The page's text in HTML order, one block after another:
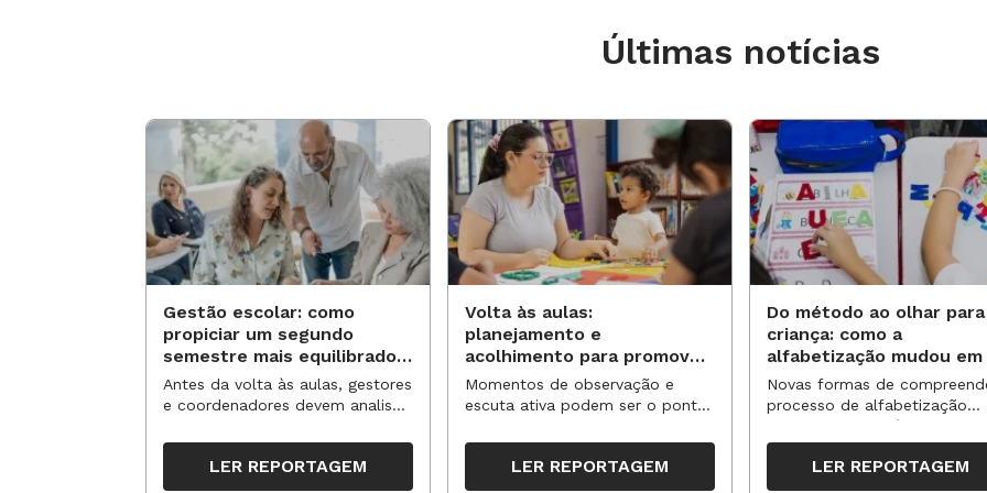
Últimas notícias
Gestão escolar: como
propiciar um segundo
semestre mais equilibrado
para os professores?
Antes da volta às aulas, gestores
e coordenadores devem analisar
organizar ações para orientar o
trabalho pedagógico ao longo
do período
LER REPORTAGEM
Volta às aulas:
planejamento e
acolhimento para promover
novas aprendizagens
Momentos de observação e
escuta ativa podem ser o ponto
tempos, espaços e propostas no
segundo semestre
LER REPORTAGEM
Do método ao olhar para
criança: como a
alfabetização mudou em
anos?
Novas formas de
processo de alfabetização
influenciaram políticas e
práticas, transformando o
da leitura e da escrita
LER REPORTAGEM